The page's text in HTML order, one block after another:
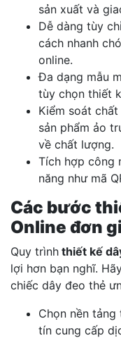
sản xuất và
Dễ dàng tùy
cách nhanh
online.
Đa dạng mẫu
tùy chọn thiết
Kiểm soát
sản phẩm ảo
về chất lượng.
Tích hợp công
năng như mã
Các bước
Online đơn
Quy trình thiết kế
lợi hơn bạn nghĩ.
chiếc dây đeo thẻ
Chọn nền
tín cung cấp